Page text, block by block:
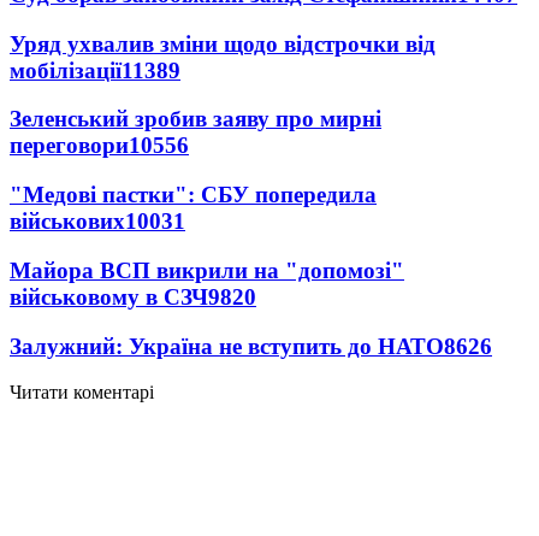
Уряд ухвалив зміни щодо відстрочки від
мобілізації11389
Зеленський зробив заяву про мирні
переговори10556
"Медові пастки": СБУ попередила
військових10031
Майора ВСП викрили на "допомозі"
військовому в СЗЧ9820
Залужний: Україна не вступить до НАТО8626
Читати коментарі